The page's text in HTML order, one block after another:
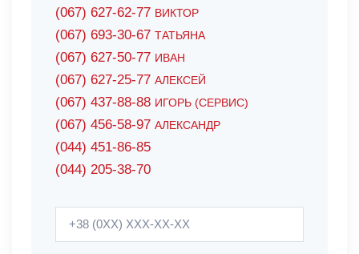
(067) 627-62-77 ВИКТОР
(067) 693-30-67 ТАТЬЯНА
(067) 627-50-77 ИВАН
(067) 627-25-77 АЛЕКСЕЙ
(067) 437-88-88 ИГОРЬ (СЕРВИС)
(067) 456-58-97 АЛЕКСАНДР
(044) 451-86-85
(044) 205-38-70